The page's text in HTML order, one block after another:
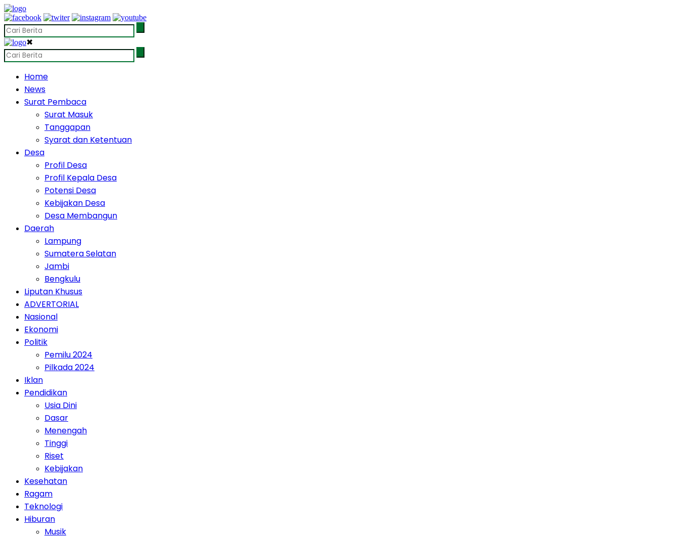
✖
Home
News
Surat Pembaca
Surat Masuk
Tanggapan
Syarat dan Ketentuan
Desa
Profil Desa
Profil Kepala Desa
Potensi Desa
Kebijakan Desa
Desa Membangun
Daerah
Lampung
Sumatera Selatan
Jambi
Bengkulu
Liputan Khusus
ADVERTORIAL
Nasional
Ekonomi
Politik
Pemilu 2024
Pilkada 2024
Iklan
Pendidikan
Usia Dini
Dasar
Menengah
Tinggi
Riset
Kebijakan
Kesehatan
Ragam
Teknologi
Hiburan
Musik